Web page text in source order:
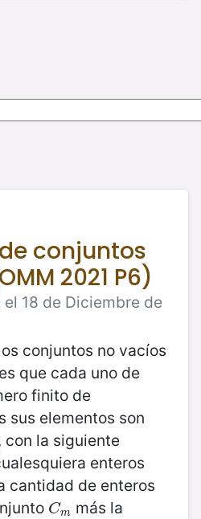
conjuntos
2021 P6)
18 de Diciembre de
conjuntos no vacíos
que cada uno de
finito de
sus elementos son
la siguiente
enteros
cantidad de enteros
Cm
Cm más la